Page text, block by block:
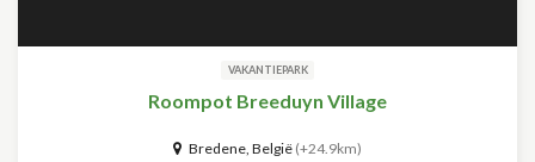
VAKANTIEPARK
Roompot Breeduyn Village
Bredene, België (+24.9km)